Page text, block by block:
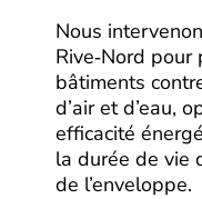
Nous
Rive‑Nord
bâtiments
d’air et d’eau,
efficacité
la durée de vie
de l’enveloppe.